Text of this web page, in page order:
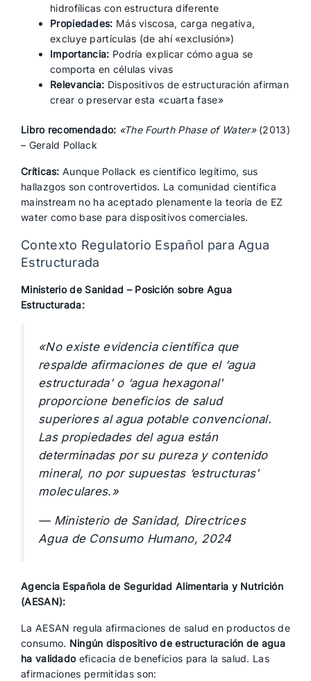
hidrofílicas con estructura diferente
Propiedades: Más viscosa, carga negativa,
excluye partículas (de ahí «exclusión»)
Importancia: Podría explicar cómo agua se
comporta en células vivas
Relevancia: Dispositivos de estructuración afirman
crear o preservar esta «cuarta fase»
Libro recomendado: «The Fourth Phase of Water»(2013)
– Gerald Pollack
Críticas: Aunque Pollack es científico legítimo, sus
hallazgos son controvertidos. La comunidad científica
mainstream no ha aceptado plenamente la teoría de EZ
water como base para dispositivos comerciales.
Contexto Regulatorio Español para Agua
Estructurada
Ministerio de Sanidad – Posición sobre Agua
Estructurada:
«No existe evidencia científica que
respalde afirmaciones de que el ‘agua
estructurada' o ‘agua hexagonal'
proporcione beneficios de salud
superiores al agua potable convencional.
Las propiedades del agua están
determinadas por su pureza y contenido
mineral, no por supuestas ‘estructuras'
moleculares.»
— Ministerio de Sanidad, Directrices
Agua de Consumo Humano, 2024
Agencia Española de Seguridad Alimentaria y Nutrición
(AESAN):
La AESAN regula afirmaciones de salud en productos de
consumo. Ningún dispositivo de estructuración de agua
ha validadoeficacia de beneficios para la salud. Las
afirmaciones permitidas son: